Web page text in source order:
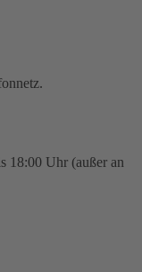
18:00 Uhr (außer an